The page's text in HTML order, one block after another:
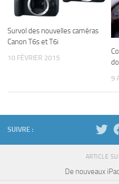
Survol des nouvelles caméras
Canon T6s et T6i
10 FÉVRIER 2015
9
SUIVRE :
ARTICLE
De nouveaux